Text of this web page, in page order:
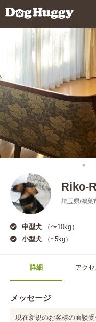
Riko-
埼玉県/鴻巣
中型犬
（〜10kg）
小型犬
（~5kg）
詳細 アクセ
メッセージ
現在新規のお客様の面談